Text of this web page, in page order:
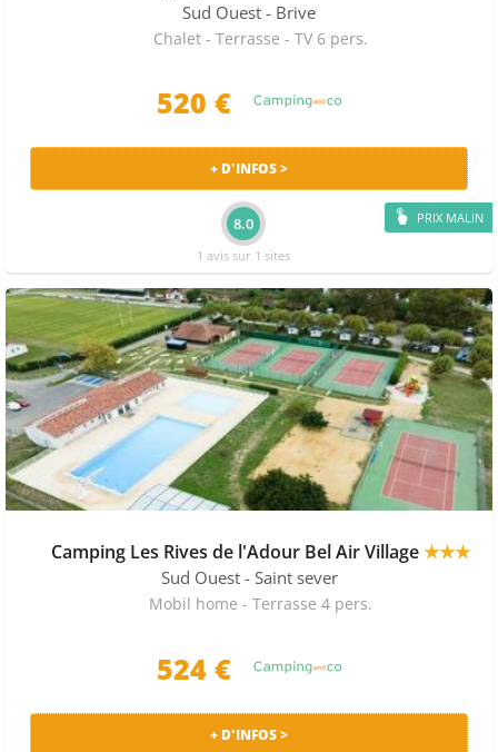
Sud Ouest - Brive
Chalet - Terrasse - TV 6 pers.
520 €
PRIX MALIN
+ D'INFOS >
8.0
1 avis sur 1 sites
Camping Les Rives de l'Adour Bel Air Village★★★
Sud Ouest - Saint sever
Mobil home - Terrasse 4 pers.
524 €
+ D'INFOS >